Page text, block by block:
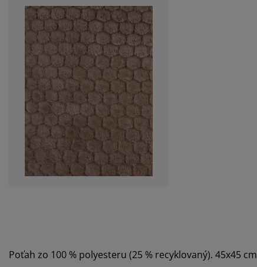
Poťah zo 100 % polyesteru (25 % recyklovaný). 45x45 cm